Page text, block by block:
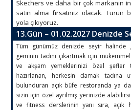
Skechers ve daha bir çok markanın
satın alma fırsatınız olacak. Turun
yola çıkıyoruz.
13.Gün – 01.02.2027 Denizde
Tüm günümüz denizde seyir halinde
geminin tadını çıkartmak için
ve akşam yemeklerinizi özel şefler
hazırlanan, herkesin damak tadına
bulunduran açık büfe restoranda ya
sizin için özel ayrılmış yerinizde
ve fitness derslerinin yanı sıra, açık